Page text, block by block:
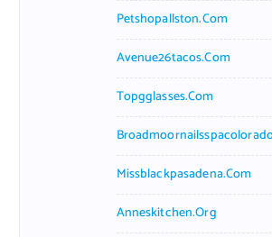
Petshopallston.com
Avenue26tacos.com
Topgglasses.com
Missblackpasadena.com
Anneskitchen.org